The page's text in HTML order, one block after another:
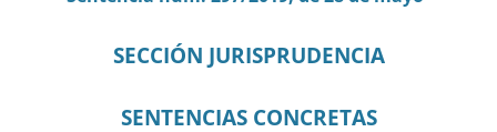
SECCIÓN JURISPRUDENCIA
SENTENCIAS CONCRETAS